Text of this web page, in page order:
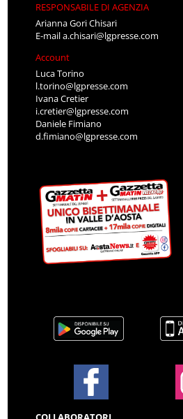
RESPONSABILE DI AGENZIA
Arianna Gori Chisari
E-maila.chisari@lgpresse.com
Account
Luca Torino
l.torino@lgpresse.com
Ivana Cretier
i.cretier@lgpresse.com
Daniele Fimiano
d.fimiano@lgpresse.com